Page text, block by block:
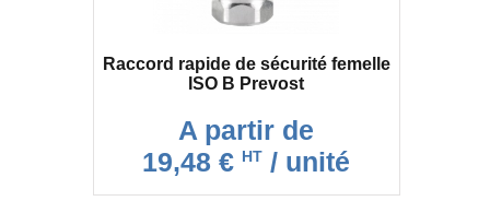
Raccord rapide de sécurité femelle
ISO B Prevost
A partir de
19,48 € HT / unité